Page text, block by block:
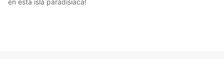
en esta isla paradisíaca!